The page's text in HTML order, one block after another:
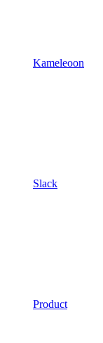
Kameleoon
Slack
Product